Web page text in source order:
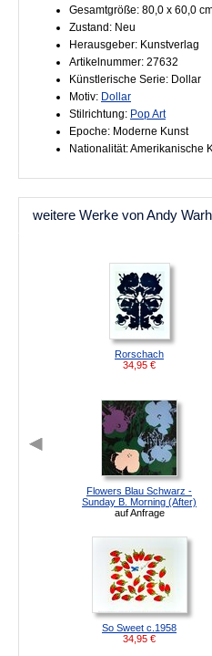
Gesamtgröße: 80,0 x 60,0
Zustand: Neu
Herausgeber: Kunstverlag
Artikelnummer: 27632
Künstlerische Serie: Dollar
Motiv: Dollar
Stilrichtung: Pop Art
Epoche: Moderne Kunst
Nationalität: Amerikanische
weitere Werke von Andy
Rorschach
34,95 €
Flowers Blau Schwarz -
Sunday B. Morning (After)
auf Anfrage
So Sweet c.1958
34,95 €